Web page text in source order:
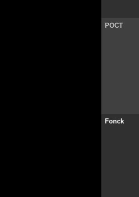
POCT
Fonck